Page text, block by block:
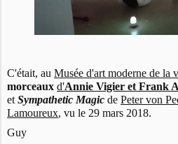
C'était, auMusée d'art moderne de la
morceaux d'Annie Vigier et Frank
etSympathetic Magic dePeter von
Lamoureux, vu le 29 mars 2018.
Guy